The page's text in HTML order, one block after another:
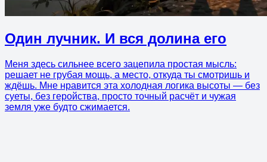
Один лучник. И вся долина его
Меня здесь сильнее всего зацепила простая мысль:
решает не грубая мощь, а место, откуда ты смотришь и
ждёшь. Мне нравится эта холодная логика высоты — без
суеты, без геройства, просто точный расчёт и чужая
земля уже будто сжимается.